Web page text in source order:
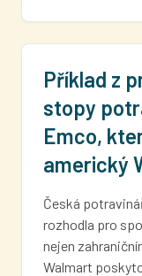
Příklad z
stopy
Emco,
americký
Česká
rozhodla pro
nejen
Walmart